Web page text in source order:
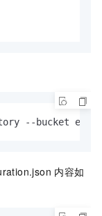
--bucket
内容如